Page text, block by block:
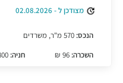
מצודכן ל - 02.08.2026
הנכס:
השכרה:
חניה: 800 ₪